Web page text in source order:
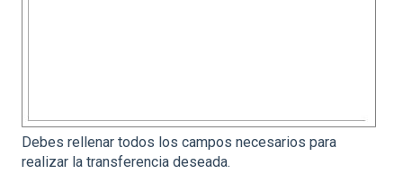
Debes rellenar todos los campos necesarios para
realizar la transferencia deseada.